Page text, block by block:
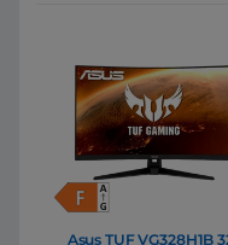
Asus TUF VG328H1B